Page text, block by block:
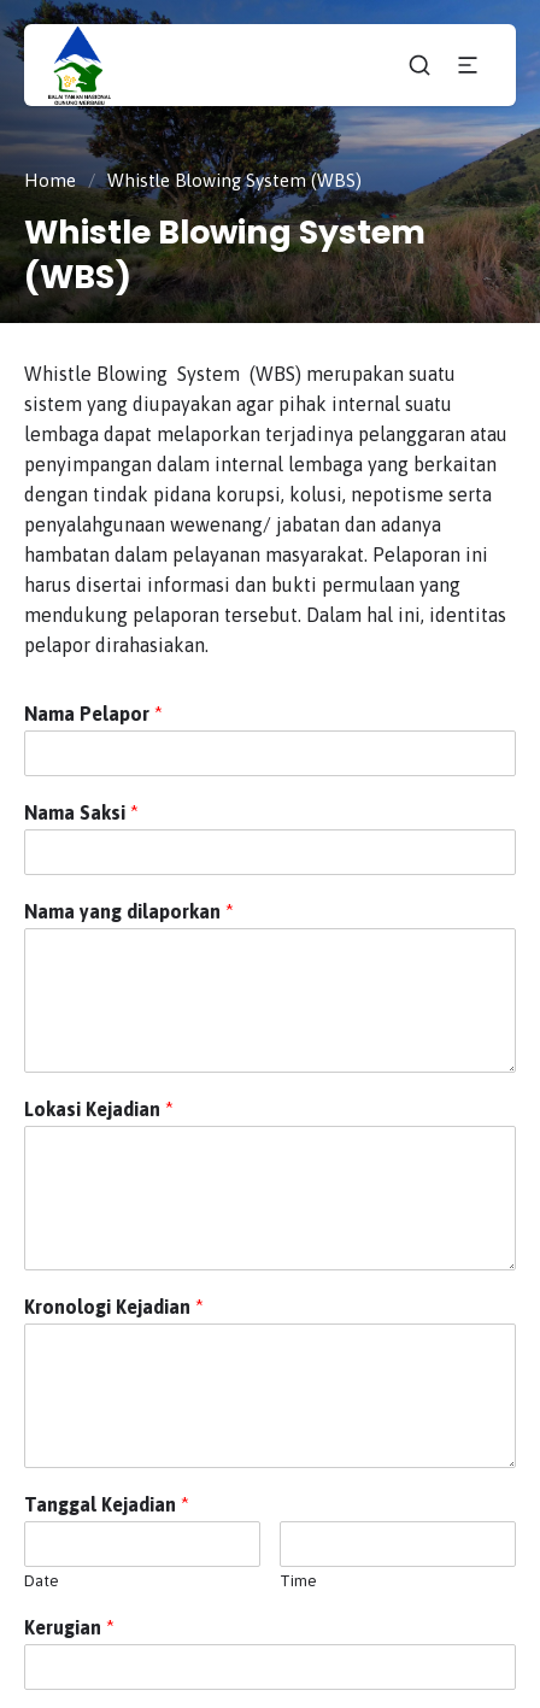
Taman
Nasiona
Gunung
Merbabu
tnmerbabu,
tngunungmerbabu,
tamannasional,
gunungmerbabu,
Home / Whistle Blowing System (WBS)
Whistle Blowing System
(WBS)
Whistle Blowing System (WBS) merupakan suatu
sistem yang diupayakan agar pihak internal suatu
lembaga dapat melaporkan terjadinya pelanggaran atau
penyimpangan dalam internal lembaga yang berkaitan
dengan tindak pidana korupsi, kolusi, nepotisme serta
penyalahgunaan wewenang/ jabatan dan adanya
hambatan dalam pelayanan masyarakat. Pelaporan ini
harus disertai informasi dan bukti permulaan yang
mendukung pelaporan tersebut. Dalam hal ini, identitas
pelapor dirahasiakan.
Nama Pelapor *
Nama Saksi *
Nama yang dilaporkan *
Lokasi Kejadian *
Kronologi Kejadian *
Tanggal Kejadian *
Date Time
Kerugian *